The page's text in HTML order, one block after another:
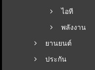
ไอที
พลังงาน
ยานยนต์
ประกัน